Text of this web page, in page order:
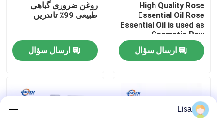
کنترل کیفیت
با ما تماس بگیرید
طعم مواد غذایی
High Quality Rose
Essential Oil Rose
Essential Oil is used as
Cosmetic Raw
Material
ارسال سؤال
روغن ضروری گیاهی
طبیعی 99٪ تاندرین
ارسال سؤال
Lisa